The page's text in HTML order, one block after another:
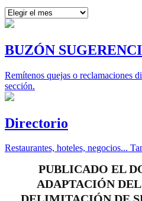
Archivos
BUZÓN
Remítenos quejas o reclamaciones
sección.
Directorio
Restaurantes, hoteles, negocios...
PUBLICADO EL
ADAPTACIÓN